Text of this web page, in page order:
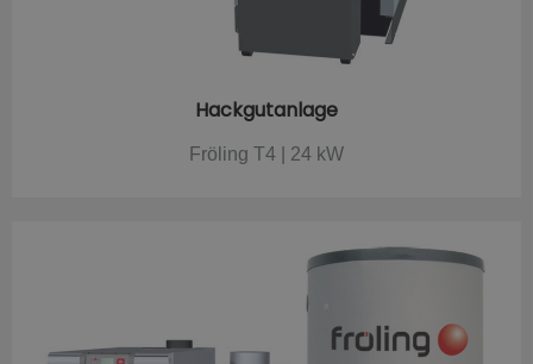
Hackgutanlage
Fröling T4 | 24 kW